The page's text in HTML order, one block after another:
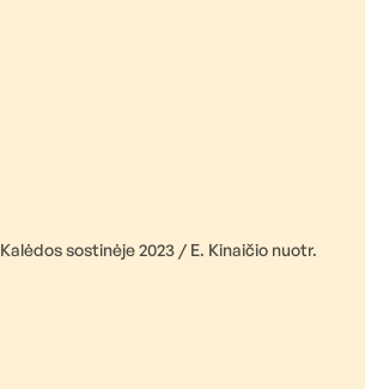
Kalėdos sostinėje 2023 / E. Kinaičio nuotr.